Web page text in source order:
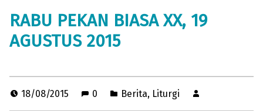
RABU PEKAN BIASA XX, 19
AGUSTUS 2015
18/08/2015 0 Berita, Liturgi